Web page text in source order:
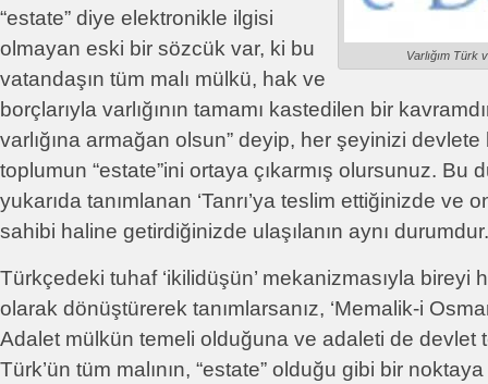
Varlığım Türk
“estate” diye elektronikle ilgisi
olmayan eski bir sözcük var, ki bu
vatandaşın tüm malı mülkü, hak ve
borçlarıyla varlığının tamamı kastedilen bir
varlığına armağan olsun” deyip, her şeyinizi devlete
toplumun “estate”ini ortaya çıkarmış olursunuz. Bu
yukarıda tanımlanan ‘Tanrı’ya teslim ettiğinizde ve
sahibi haline getirdiğinizde ulaşılanın aynı durumdur.
Türkçedeki tuhaf ‘ikilidüşün’ mekanizmasıyla bireyi
olarak dönüştürerek tanımlarsanız, ‘Memalik-i
Adalet mülkün temeli olduğuna ve adaleti de devlet
Türk’ün tüm malının, “estate” olduğu gibi bir